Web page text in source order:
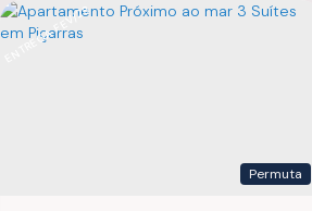
ENTREGA FEV/28
Permuta